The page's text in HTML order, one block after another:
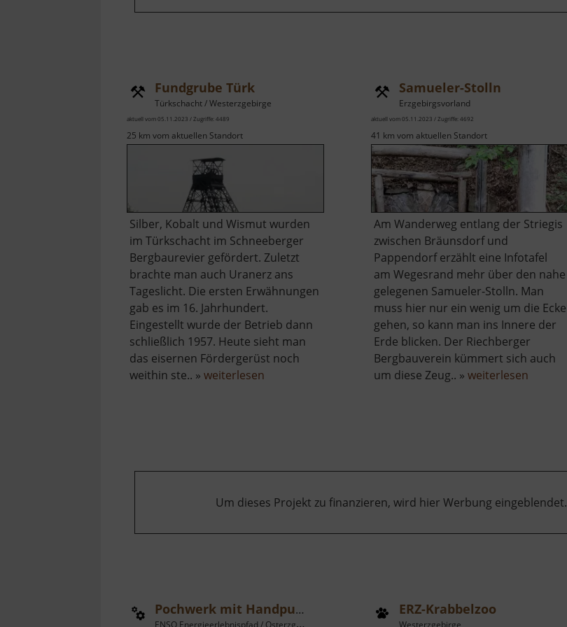
Fundgrube Türk
Türkschacht / Westerzgebirge
aktuell vom 05.11.2023 / Zugriffe: 4489
25 km vom aktuellen Standort
Silber, Kobalt und Wismut wurden
im Türkschacht im Schneeberger
Bergbaurevier gefördert. Zuletzt
brachte man auch Uranerz ans
Tageslicht. Die ersten Erwähnungen
gab es im 16. Jahrhundert.
Eingestellt wurde der Betrieb dann
schließlich 1957. Heute sieht man
das eisernen Fördergerüst noch
weithin ste.. » weiterlesen
Samueler-Stolln
Erzgebirgsvorland
aktuell vom 05.11.2023 / Zugriffe: 4692
41 km vom aktuellen Standort
Am Wanderweg entlang der Striegis
zwischen Bräunsdorf und
Pappendorf erzählt eine Infotafel
am Wegesrand mehr über den nahe
gelegenen Samueler-Stolln. Man
muss hier nur ein wenig um die Ecke
gehen, so kann man ins Innere der
Erde blicken. Der Riechberger
Bergbauverein kümmert sich auch
um diese Zeug.. »weiterlesen
Um dieses Projekt zu finanzieren, wird hier Werbung eingeblendet.
Pochwerk mit Handpumpe
ENSO Energieerlebnispfad / Osterzgebirge
ERZ-Krabbelzoo
Westerzgebirge